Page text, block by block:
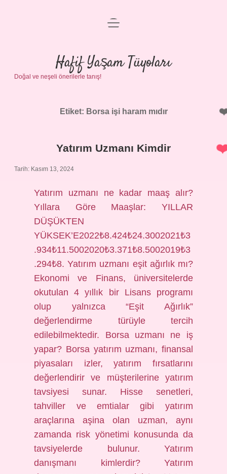
Anasayfa
Gizlilik Politikası
Yasal Uyarı
menüyü
Hafif Yaşam Tüyoları
Doğal ve neşeli önerilerle tanış!
Etiket: Borsa işi haram mıdır
Yatırım Uzmanı Kimdir
Tarih: Kasım 13, 2024
Yatırım uzmanı ne kadar maaş alır?
Yıllara Göre Maaşlar: YILLAR
DÜŞÜKTEN
YÜKSEK’E2022₺8.424₺24.3002021₺3
.934₺11.5002020₺3.371₺8.5002019₺3
.294₺8. Yatırım uzmanı eşit ağırlık mı?
Ekonomi ve Finans, üniversitelerde
okutulan 4 yıllık bir Lisans programı
olup yalnızca “Eşit Ağırlık”
değerlendirme türüyle tercih
edilebilmektedir. Borsa uzmanı ne iş
yapar? Borsa yatırım uzmanı, finansal
piyasaları izler, yatırım fırsatlarını
değerlendirir ve müşterilerine yatırım
tavsiyesi sunar. Hisse senetleri,
tahviller ve emtialar gibi yatırım
araçlarına aşina olan uzman, aynı
zamanda risk yönetimi konusunda da
tavsiyelerde bulunur. Yatırım
danışmanı kimlerdir? Yatırım